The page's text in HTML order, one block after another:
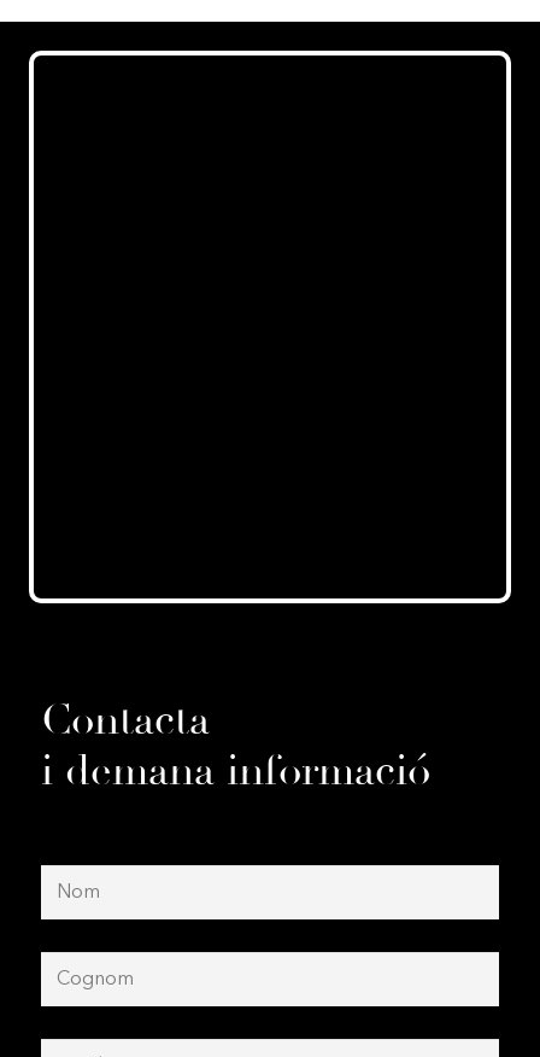
Contacta
i demana informació